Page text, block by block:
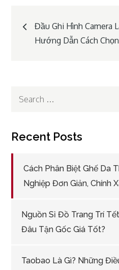
Post
navigation
Đầu Ghi Hình Camera
Hướng Dẫn Cách Chọn
Search
Recent Posts
Cách Phân Biệt Ghế Da
Nghiệp Đơn Giản, Chính
Nguồn Sỉ Đồ Trang Trí
Đâu Tận Gốc Giá Tốt?
Taobao Là Gì? Những